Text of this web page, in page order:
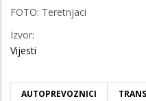
FOTO: Teretnjaci
Izvor:
Vijesti
AUTOPREVOZNICI